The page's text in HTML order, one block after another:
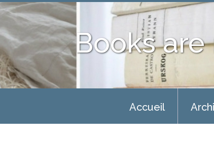
Books
Accueil